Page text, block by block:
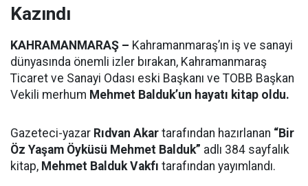
Kazındı
KAHRAMANMARAŞ – Kahramanmaraş’ın iş ve sanayi
dünyasında önemli izler bırakan, Kahramanmaraş
Ticaret ve Sanayi Odası eski Başkanı ve TOBB Başkan
Vekili merhum Mehmet Balduk’un hayatı kitap oldu.
Gazeteci-yazar Rıdvan Akar tarafından hazırlanan “Bir
Öz Yaşam Öyküsü Mehmet Balduk” adlı 384 sayfalık
kitap, Mehmet Balduk Vakfı tarafından yayımlandı.